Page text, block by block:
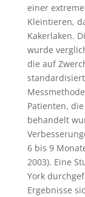
einer
Kleintieren,
Kakerlaken.
wurde
die auf
Patienten,
behandelt
6 bis 9
2003). Eine
York
Ergebnisse